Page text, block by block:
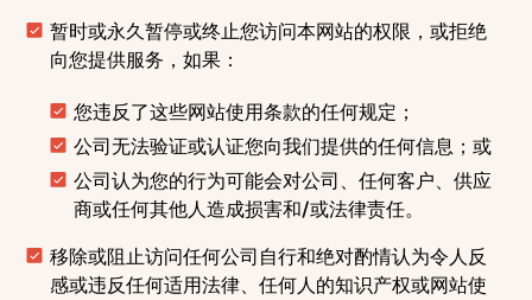
暂时或永久暂停或终止您访问本网站的权限，或拒绝
向您提供服务，如果：
您违反了这些网站使用条款的任何规定；
公司无法验证或认证您向我们提供的任何信息；或
公司认为您的行为可能会对公司、任何客户、供应
商或任何其他人造成损害和/或法律责任。
移除或阻止访问任何公司自行和绝对酌情认为令人反
感或违反任何适用法律、任何人的知识产权或网站使